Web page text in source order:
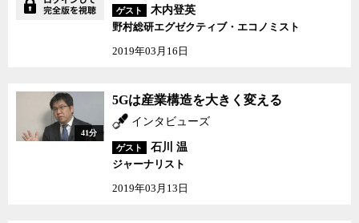
アメリカはファーウェイが5G時代のネットワークの覇権を握れ
ば、あらゆる情報が中国政府に筒抜けになる危険性があると主張す
アメリカ政府も通信事業者やネット事業者を通じて、あらゆる情報
また、市場原理の名の下でマネタイゼーションのために最適化さ
れたSNSのアルゴリズムは、必ずしも人々を幸せにしないばかり
か、社会の分断を加速する。共産党による一党独裁が続く中国は中
国でいろいろ問題はあるが、そろそろ日本も盲目的にアメリカの後
ゲスト
木内登英
野村総研エグゼクティブ・エコノミスト
2019年03月16日
41分
5Gは産業構造を大きく変える
インタビューズ
ゲスト
石川 温
ジャーナリスト
2019年03月13日